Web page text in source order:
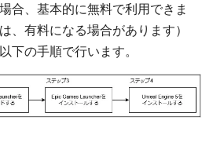
合、基本的に無料で利用できま
、有料になる場合があります）
下の手順で行います。